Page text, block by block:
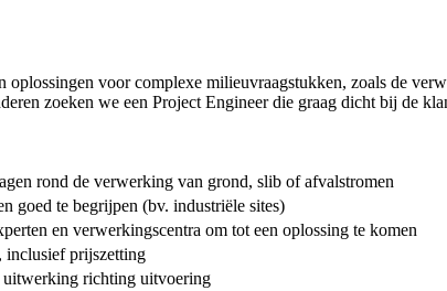
voor complexe milieuvraagstukken, zoals de
zoeken we een Project Engineer die graag dicht bij de
rond de verwerking van grond, slib of afvalstromen
goed te begrijpen (bv. industriële sites)
en verwerkingscentra om tot een oplossing te komen
inclusief prijszetting
uitwerking richting uitvoering